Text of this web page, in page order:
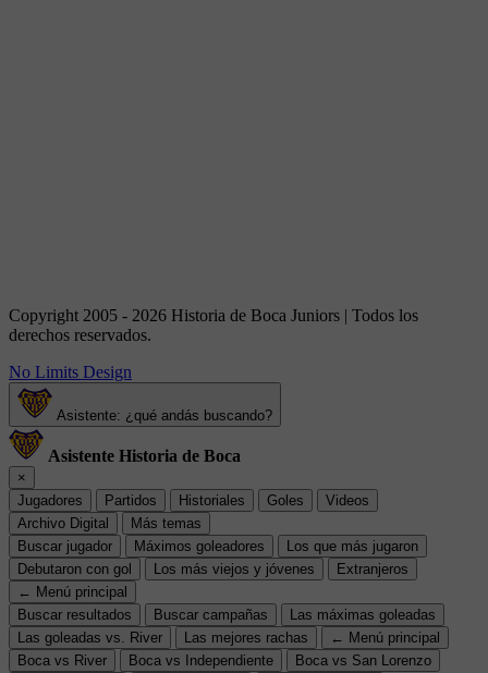
Copyright 2005 - 2026 Historia de Boca Juniors | Todos los
derechos reservados.
No Limits Design
Asistente: ¿qué andás buscando?
Asistente Historia de Boca
×
Jugadores
Partidos Historiales Goles
Videos
Archivo Digital
Más temas
Buscar jugador
Máximos goleadores
Los que más jugaron
Debutaron con gol
Los más viejos y jóvenes
Extranjeros
← Menú principal
Buscar resultados
Buscar campañas
Las máximas goleadas
Las goleadas vs. River
Las mejores rachas
← Menú principal
Boca vs River
Boca vs Independiente Boca vs San Lorenzo